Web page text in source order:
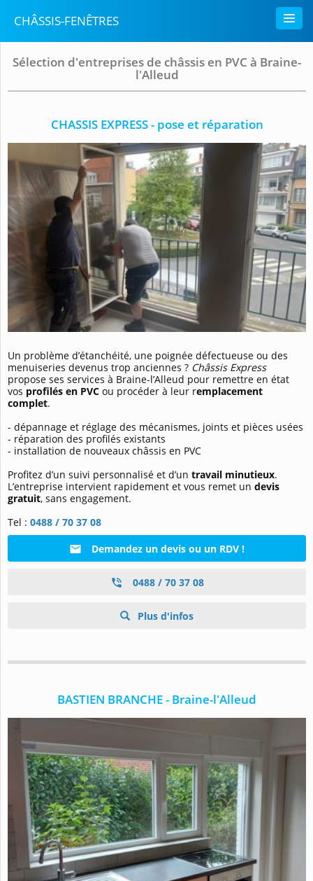
CHÂSSIS-FENÊTRES
Sélection d'entreprises de châssis en PVC à Braine-
l'Alleud
CHASSIS EXPRESS - pose et réparation
Un problème d’étanchéité, une poignée défectueuse ou des
menuiseries devenus trop anciennes ? Châssis Express
propose ses services à Braine-l’Alleud pour remettre en état
vos profilés en PVC ou procéder à leur remplacement
complet.
- dépannage et réglage des mécanismes, joints et pièces usées
- réparation des profilés existants
- installation de nouveaux châssis en PVC
Profitez d’un suivi personnalisé et d’un travail minutieux.
L’entreprise intervient rapidement et vous remet un devis
gratuit, sans engagement.
Tel : 0488 / 70 37 08
Demandez un devis ou un RDV !
0488 / 70 37 08
Plus d'infos
BASTIEN BRANCHE - Braine-l'Alleud